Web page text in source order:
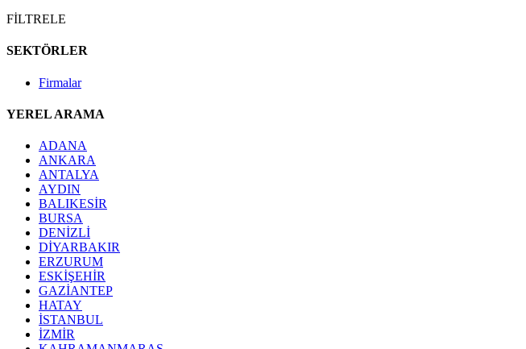
FİLTRELE
SEKTÖRLER
Firmalar
YEREL ARAMA
ADANA
ANKARA
ANTALYA
AYDIN
BALIKESİR
BURSA
DENİZLİ
DİYARBAKIR
ERZURUM
ESKİŞEHİR
GAZİANTEP
HATAY
İSTANBUL
İZMİR